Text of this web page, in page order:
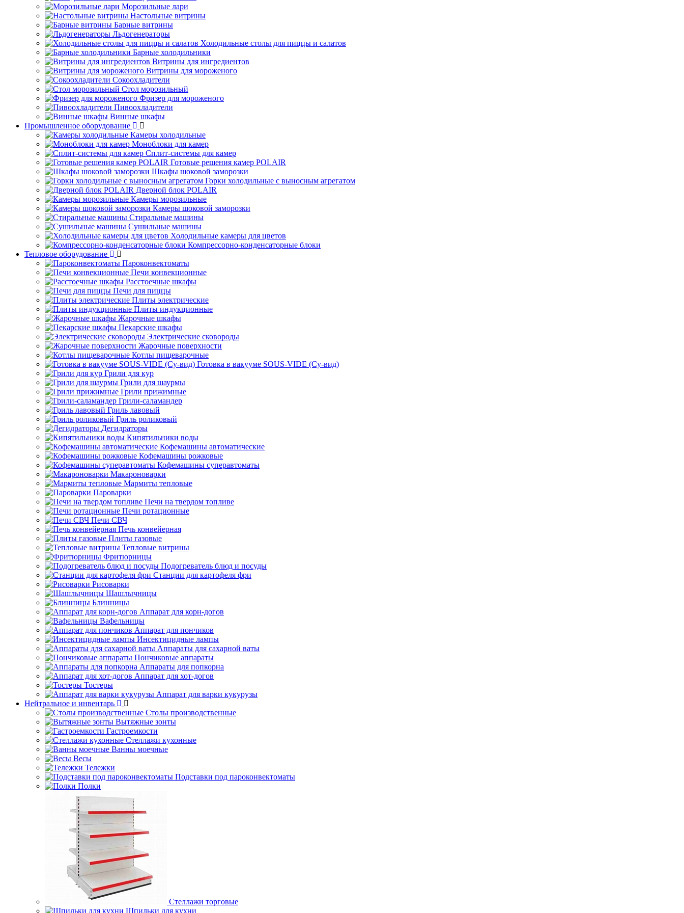
Морозильные лари
Настольные витрины
Барные витрины
Льдогенераторы
Холодильные столы для пиццы и салатов
Барные холодильники
Витрины для ингредиентов
Витрины для мороженого
Сокоохладители
Стол морозильный
Фризер для мороженого
Пивоохладители
Винные шкафы
Промышленное оборудование
Камеры холодильные
Моноблоки для камер
Сплит-системы для камер
Готовые решения камер POLAIR
Шкафы шоковой заморозки
Горки холодильные с выносным агрегатом
Дверной блок POLAIR
Камеры морозильные
Камеры шоковой заморозки
Стиральные машины
Сушильные машины
Холодильные камеры для цветов
Компрессорно-конденсаторные блоки
Тепловое оборудование
Пароконвектоматы
Печи конвекционные
Расстоечные шкафы
Печи для пиццы
Плиты электрические
Плиты индукционные
Жарочные шкафы
Пекарские шкафы
Электрические сковороды
Жарочные поверхности
Котлы пищеварочные
Готовка в вакууме SOUS-VIDE (Су-вид)
Грили для кур
Грили для шаурмы
Грили прижимные
Грили-саламандер
Гриль лавовый
Гриль роликовый
Дегидраторы
Кипятильники воды
Кофемашины автоматические
Кофемашины рожковые
Кофемашины суперавтоматы
Макароноварки
Мармиты тепловые
Пароварки
Печи на твердом топливе
Печи ротационные
Печи СВЧ
Печь конвейерная
Плиты газовые
Тепловые витрины
Фритюрницы
Подогреватель блюд и посуды
Станции для картофеля фри
Рисоварки
Шашлычницы
Блинницы
Аппарат для корн-догов
Вафельницы
Аппарат для пончиков
Инсектицидные лампы
Аппараты для сахарной ваты
Пончиковые аппараты
Аппараты для попкорна
Аппарат для хот-догов
Тостеры
Аппарат для варки кукурузы
Нейтральное и инвентарь
Столы производственные
Вытяжные зонты
Гастроемкости
Стеллажи кухонные
Ванны моечные
Весы
Тележки
Подставки под пароконвектоматы
Полки
Стеллажи торговые
Шпильки для кухни